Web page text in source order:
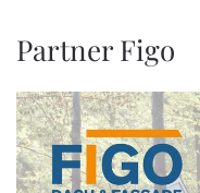
Partner Figo